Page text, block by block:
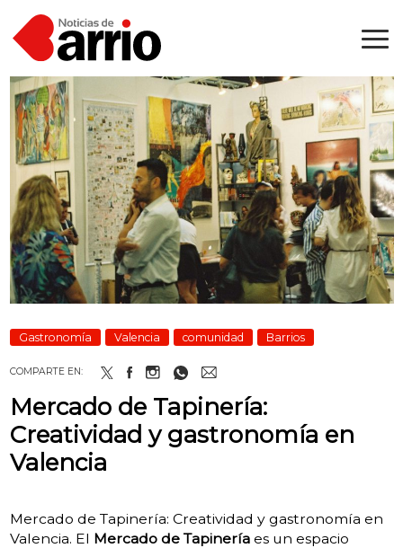
Gastronomía Valencia comunidad Barrios
COMPARTE EN:
Mercado de Tapinería:
Creatividad y gastronomía en
Valencia
Mercado de Tapinería: Creatividad y gastronomía en
Valencia. El Mercado de Tapineríaes un espacio